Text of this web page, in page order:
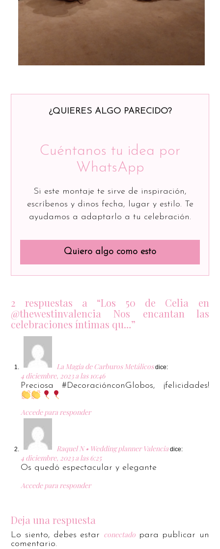
¿QUIERES ALGO PARECIDO?
Cuéntanos tu idea por
WhatsApp
Si este montaje te sirve de inspiración,
escríbenos y dinos fecha, lugar y estilo. Te
ayudamos a adaptarlo a tu celebración.
Quiero algo como esto
2 respuestas a “Los 50 de Celia en
@thewestinvalencia Nos encantan las
celebraciones íntimas qu…”
La Magia de Carburos Metálicos dice:
4 diciembre, 2023 a las 10:46
Preciosa #DecoraciónconGlobos, ¡felicidades!
Accede para responder
Raquel N • Wedding planner Valencia dice:
4 diciembre, 2023 a las 6:25
Os quedó espectacular y elegante
Accede para responder
Deja una respuesta
Lo siento, debes estar conectadopara publicar un
comentario.